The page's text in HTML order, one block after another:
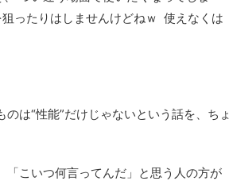
ったりはしませんけどねｗ 使えなくは
は“性能”だけじゃないという話を、ちょ
「こいつ何言ってんだ」と思う人の方が